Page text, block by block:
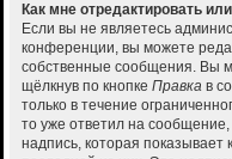
Как мне отредактировать
Если вы не являетесь
конференции, вы можете
собственные сообщения. Вы
щёлкнув по кнопке Правка в
только в течение
то уже ответил на
надпись, которая показывает